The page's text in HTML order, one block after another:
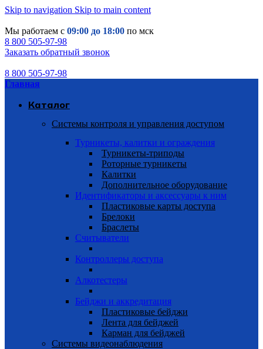
Skip to navigation Skip to main content
Мы работаем с 09:00 до 18:00 по мск
8 800 505-97-98
Заказать обратный звонок
8 800 505-97-98
Главная
Каталог
Системы контроля и управления доступом
Турникеты, калитки и ограждения
Турникеты-триподы
Роторные турникеты
Калитки
Дополнительное оборудование
Идентификаторы и аксессуары к ним
Пластиковые карты доступа
Брелоки
Браслеты
Считыватели
Контроллеры доступа
Алкотестеры
Бейджи и аккредитация
Пластиковые бейджи
Лента для бейджей
Карман для бейджей
Системы видеонаблюдения